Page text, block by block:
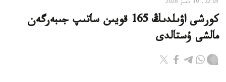
22:05, 10 تامىز 2026
كورشى اۋىلدىڭ 165 قويىن ساتىپ جىبەرگەن
مالشى ۇستالدى